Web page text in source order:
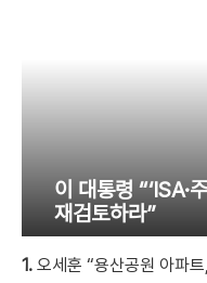
이 대통령 “‘ISA·
재검토하라”
1. 오세훈 “용산공원 아파